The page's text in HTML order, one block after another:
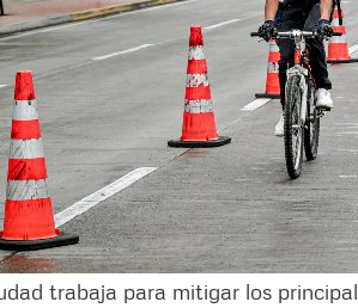
trabaja para mitigar los